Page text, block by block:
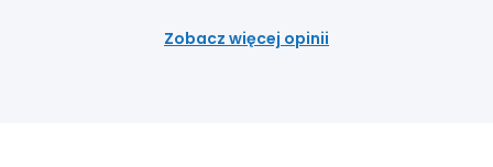
Zobacz więcej opinii